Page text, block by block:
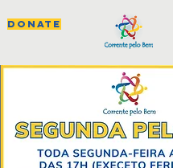
DONATE